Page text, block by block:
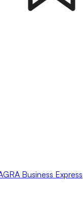
Business Express